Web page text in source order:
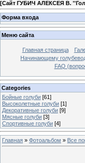
[Сайт ГУБИЧ АЛЕКСЕЯ В.
Форма входа
Меню сайта
Главная страница
Начинающему
FAQ
Categories
Бойные голуби [61]
Высоколетные голуби [1]
Декоративные голуби [9]
Мясные голуби [3]
Спортивные голуби [4]
Главная » Фотоальбом » Все